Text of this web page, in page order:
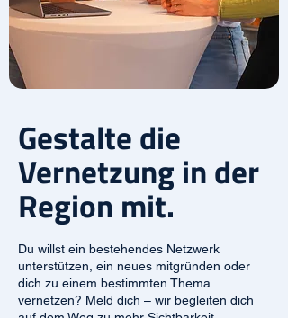
Gestalte die
Vernetzung in der
Region mit.
Du willst ein bestehendes Netzwerk
unterstützen, ein neues mitgründen oder
dich zu einem bestimmten Thema
vernetzen? Meld dich – wir begleiten dich